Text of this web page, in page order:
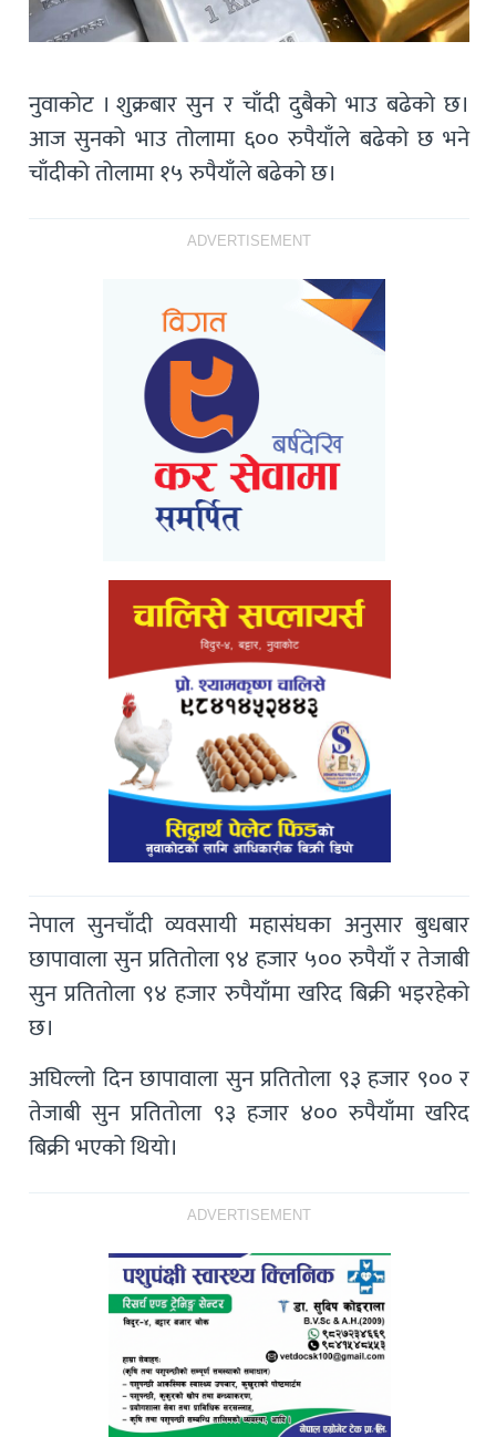
नुवाकोट । शुक्रबार सुन र चाँदी दुबैको भाउ बढेको छ।
आज सुनको भाउ तोलामा ६०० रुपैयाँले बढेको छ भने
चाँदीको तोलामा १५ रुपैयाँले बढेको छ।
ADVERTISEMENT
नेपाल सुनचाँदी व्यवसायी महासंघका अनुसार बुधबार
छापावाला सुन प्रतितोला ९४ हजार ५०० रुपैयाँ र तेजाबी
सुन प्रतितोला ९४ हजार रुपैयाँमा खरिद बिक्री भइरहेको
छ।
अघिल्लो दिन छापावाला सुन प्रतितोला ९३ हजार ९०० र
तेजाबी सुन प्रतितोला ९३ हजार ४०० रुपैयाँमा खरिद
बिक्री भएको थियो।
ADVERTISEMENT